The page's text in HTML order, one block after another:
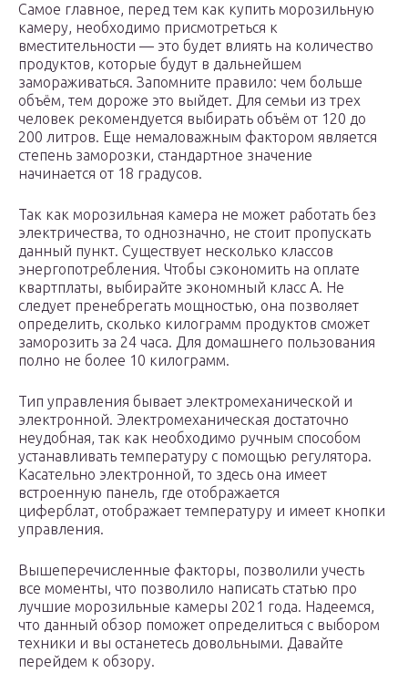
Самое главное, перед тем как купить морозильную
камеру, необходимо присмотреться к
вместительности — это будет влиять на количество
продуктов, которые будут в дальнейшем
замораживаться. Запомните правило: чем больше
объём, тем дороже это выйдет. Для семьи из трех
человек рекомендуется выбирать объём от 120 до
200 литров. Еще немаловажным фактором является
степень заморозки, стандартное значение
начинается от 18 градусов.
Так как морозильная камера не может работать без
электричества, то однозначно, не стоит пропускать
данный пункт. Существует несколько классов
энергопотребления. Чтобы сэкономить на оплате
квартплаты, выбирайте экономный класс А. Не
следует пренебрегать мощностью, она позволяет
определить, сколько килограмм продуктов сможет
заморозить за 24 часа. Для домашнего пользования
полно не более 10 килограмм.
Тип управления бывает электромеханической и
электронной. Электромеханическая достаточно
неудобная, так как необходимо ручным способом
устанавливать температуру с помощью регулятора.
Касательно электронной, то здесь она имеет
встроенную панель, где отображается
циферблат, отображает температуру и имеет кнопки
управления.
Вышеперечисленные факторы, позволили учесть
все моменты, что позволило написать статью про
лучшие морозильные камеры 2021 года. Надеемся,
что данный обзор поможет определиться с выбором
техники и вы останетесь довольными. Давайте
перейдем к обзору.